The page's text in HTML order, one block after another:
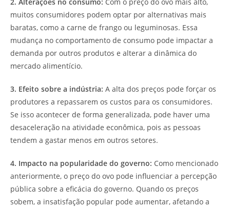
muitos consumidores podem optar por alternativas mais
baratas, como a carne de frango ou leguminosas. Essa
mudança no comportamento de consumo pode impactar a
demanda por outros produtos e alterar a dinâmica do
mercado alimentício.
3. Efeito sobre a indústria: A alta dos preços pode forçar os
produtores a repassarem os custos para os consumidores.
Se isso acontecer de forma generalizada, pode haver uma
desaceleração na atividade econômica, pois as pessoas
tendem a gastar menos em outros setores.
4. Impacto na popularidade do governo: Como mencionado
anteriormente, o preço do ovo pode influenciar a percepção
pública sobre a eficácia do governo. Quando os preços
sobem, a insatisfação popular pode aumentar, afetando a